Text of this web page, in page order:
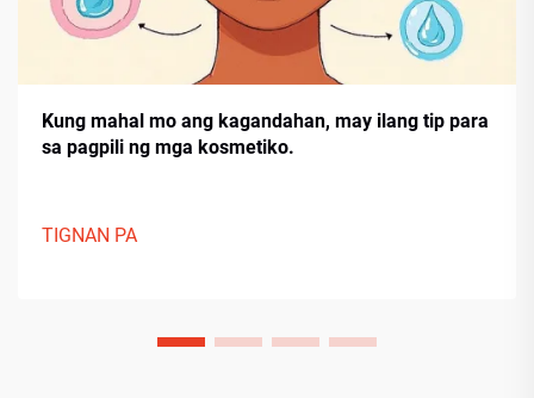
Kung mahal mo ang kagandahan, may ilang tip para
sa pagpili ng mga kosmetiko.
TIGNAN PA